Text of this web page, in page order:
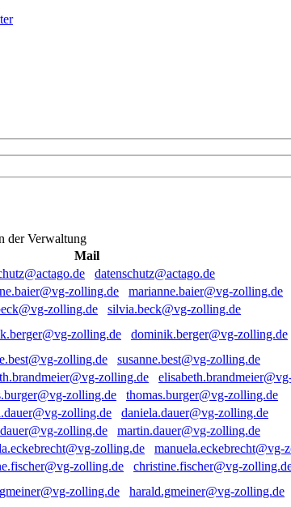
der Verwaltung
Mail
datenschutz@actago.de
marianne.baier@vg-zolling.de
silvia.beck@vg-zolling.de
dominik.berger@vg-zolling.de
susanne.best@vg-zolling.de
thomas.burger@vg-zolling.de
daniela.dauer@vg-zolling.de
martin.dauer@vg-zolling.de
manuela.eckebrecht@vg-
christine.fischer@vg-
harald.gmeiner@vg-zolling.de